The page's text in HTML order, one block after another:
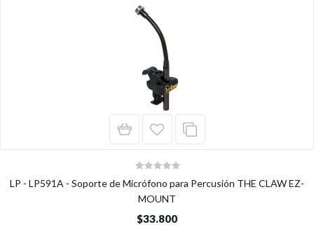
LP - LP591A - Soporte de Micrófono para Percusión THE CLAW EZ-
MOUNT
$33.800